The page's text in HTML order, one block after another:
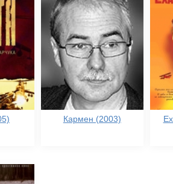
Кармен (2003)